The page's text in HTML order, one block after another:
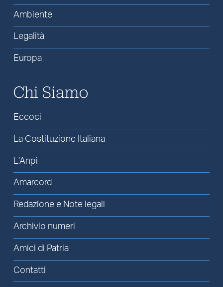
Ambiente
Legalità
Europa
Chi Siamo
Eccoci
La Costituzione Italiana
L’Anpi
Amarcord
Redazione e Note legali
Archivio numeri
Amici di Patria
Contatti